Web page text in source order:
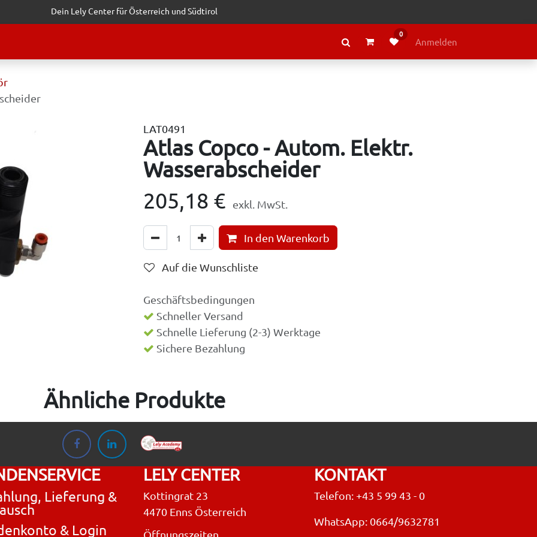
Dein Lely Center für Österreich und Südtirol
ÜBER LELY
0
Anmelden
LAT0491
Atlas Copco - Autom. Elektr.
Wasserabscheider
205,18 € exkl. MwSt.
In den Warenkorb
Auf die Wunschliste
Geschäftsbedingungen
Schneller Versand
Schnelle Lieferung (2-3) Werktage
Sichere Bezahlung
Ähnliche Produkte
Lieferung &
& Login
LELY CENTER
Kottingrat 23
4470 Enns Österreich
KONTAKT
Telefon: +43 5 99 43 - 0
WhatsApp: 0664/9632781